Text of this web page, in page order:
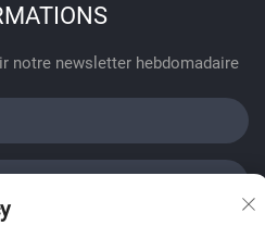
notre newsletter hebdomadaire